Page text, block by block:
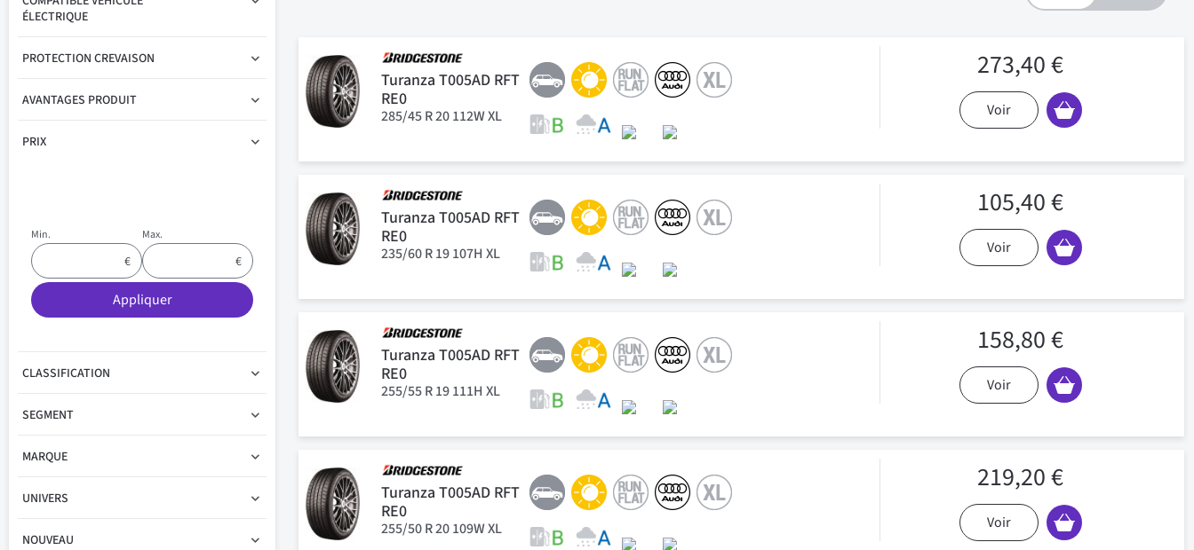
Turanza T005AD RFT
RE0
285/45 R 20 112W XL
273,40 €
Voir
Turanza T005AD RFT
RE0
235/60 R 19 107H XL
105,40 €
Voir
Turanza T005AD RFT
RE0
255/55 R 19 111H XL
158,80 €
Voir
Turanza T005AD RFT
RE0
255/50 R 20 109W XL
219,20 €
Voir
ÉLECTRIQUE
PROTECTION CREVAISON
AVANTAGES PRODUIT
PRIX
Min. Max.
Appliquer
CLASSIFICATION
SEGMENT
MARQUE
UNIVERS
NOUVEAU